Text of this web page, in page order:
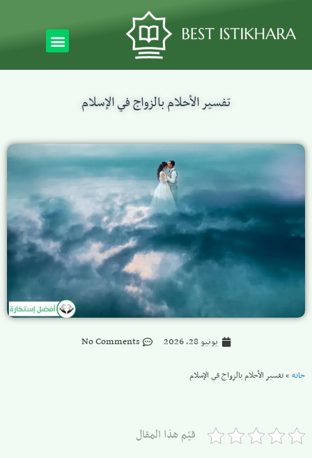
تفسير الأحلام بالزواج في الإسلام
يونيو 28, 2026 No Comments
خانه »تفسير الأحلام بالزواج في الإسلام
قيّم هذا المقال